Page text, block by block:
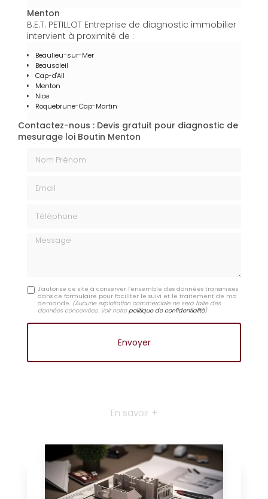
Menton
B.E.T. PETILLOT Entreprise de diagnostic immobilier
intervient à proximité de :
Beaulieu-sur-Mer
Beausoleil
Cap-d'Ail
Menton
Nice
Roquebrune-Cap-Martin
Contactez-nous : Devis gratuit pour diagnostic de
mesurage loi Boutin Menton
Message
J'autorise ce site à conserver l'ensemble des données transmises
dans ce formulaire pour faciliter le suivi et le traitement de ma
demande. (Aucune exploitation commerciale ne sera faite des
données concervées. Voir notrepolitique de confidentialité)
En savoir +